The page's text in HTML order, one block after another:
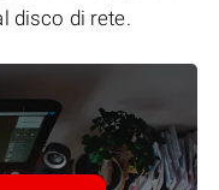
disco di rete.